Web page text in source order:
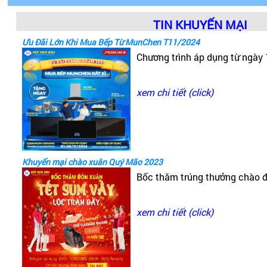
4. Thao tác sử dụng đơn giản
Khóa cửa điện tử Desmann được thiết kế với
theo mỗi sản phẩm. Về cơ bản thì cách sử dụng khá
5. Tính năng
TIN KHUYẾN MẠI
Ưu Đãi Lớn Khi Mua Bếp Từ MunChen T11/2024
Chương trình áp dụng từ
xem chi tiết (click)
Khuyến mại chào xuân Quý Mão 2023
Bốc thăm trúng thưởng chào
xem chi tiết (click)